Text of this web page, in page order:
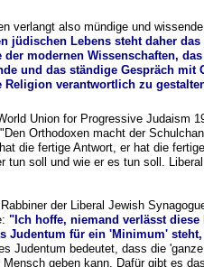
verlangt also mündige und
jüdischen Lebens steht daher das
modernen Wissenschaften,
und das ständige Gespräch mit
Religion verantwortlich zu
Union for Progressive Judaism
Orthodoxen macht der
die fertige Antwort, er hat die
tun soll und wie er es tun soll.
der Liberal Jewish
"Ich hoffe, niemand verlässt diese
Judentum für ein 'Minimum'
Judentum bedeutet, dass die
geben kann. Dafür gibt es